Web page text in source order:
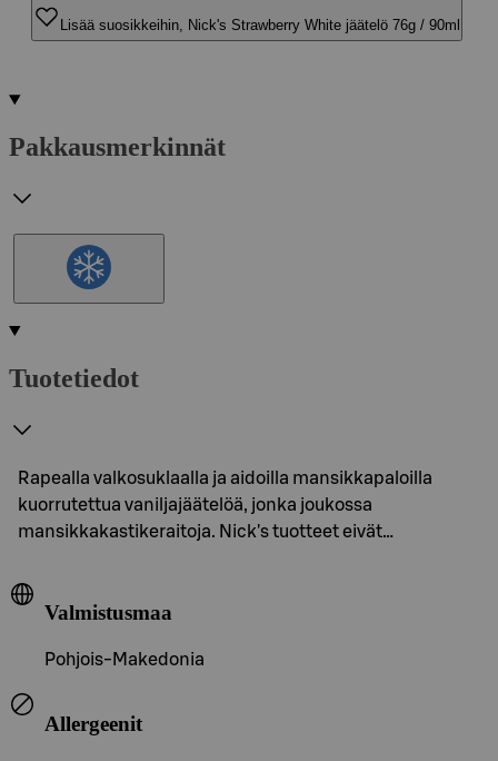
Lisää suosikkeihin, Nick's Strawberry White jäätelö 76g / 90ml
Pakkausmerkinnät
Tuotetiedot
Rapealla valkosuklaalla ja aidoilla mansikkapaloilla
kuorrutettua vaniljajäätelöä, jonka joukossa
mansikkakastikeraitoja. Nick's tuotteet eivät…
Valmistusmaa
Pohjois-Makedonia
Allergeenit